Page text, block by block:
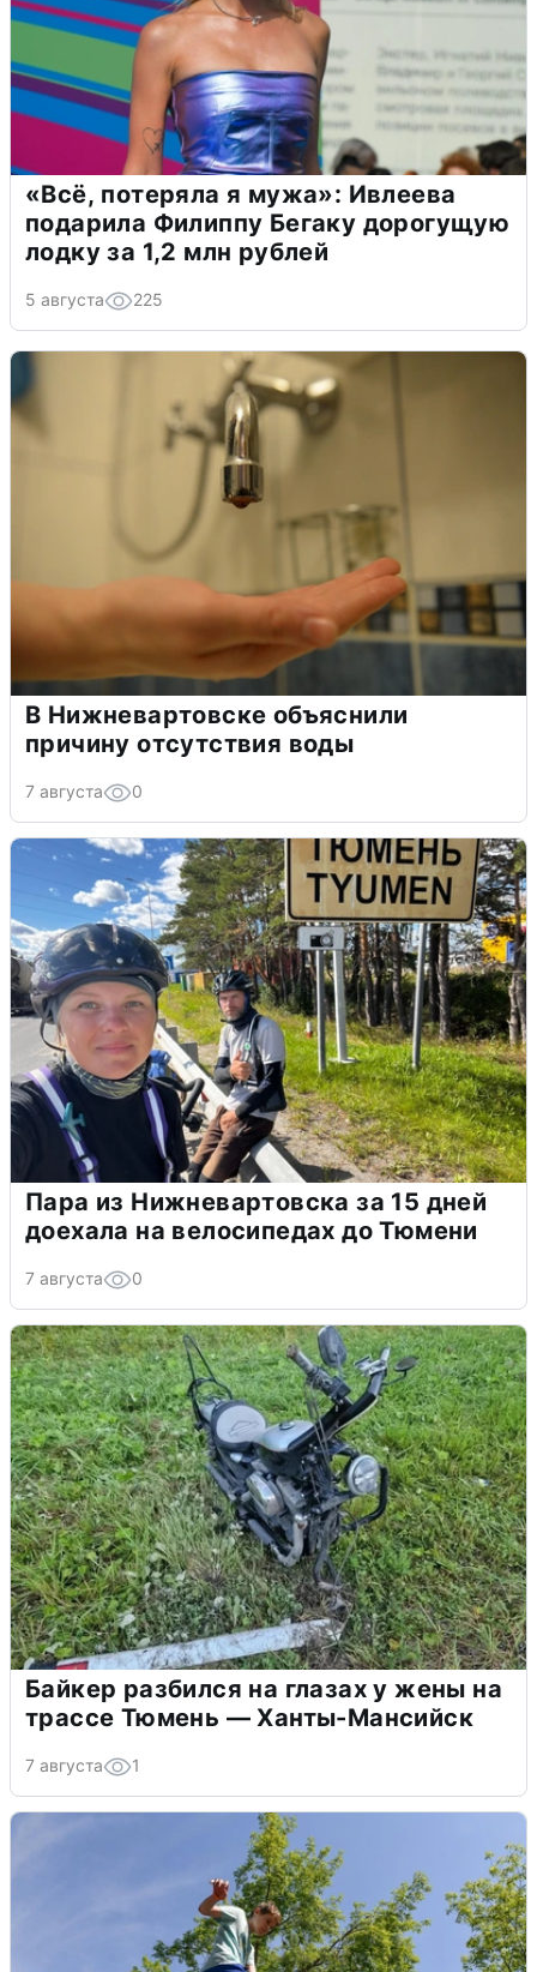
«Всё, потеряла я мужа»: Ивлеева
подарила Филиппу Бегаку дорогущую
лодку за 1,2 млн рублей
5 августа 225
В Нижневартовске объяснили
причину отсутствия воды
7 августа 0
Пара из Нижневартовска за 15 дней
доехала на велосипедах до Тюмени
7 августа 0
Байкер разбился на глазах у жены на
трассе Тюмень — Ханты-Мансийск
7 августа 1